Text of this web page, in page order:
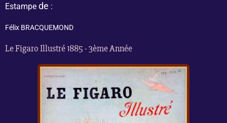
Estampe de :
Félix BRACQUEMOND
Le Figaro Illustré 1885 - 3ème Année